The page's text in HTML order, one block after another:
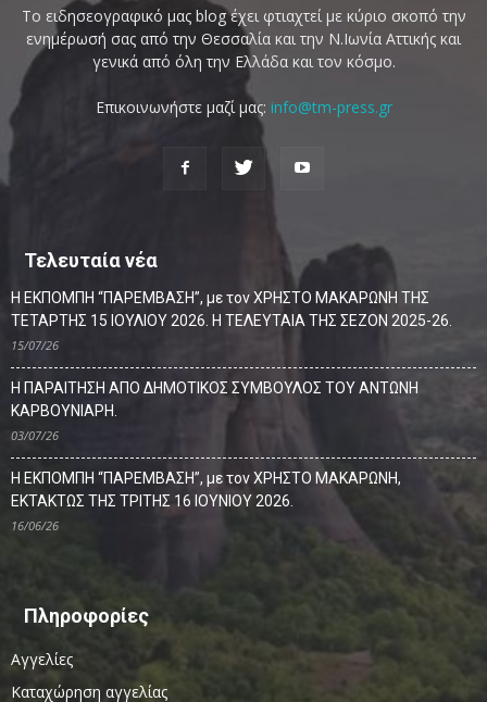
Το ειδησεογραφικό μας blog έχει φτιαχτεί με κύριο σκοπό την
ενημέρωσή σας από την Θεσσαλία και την Ν.Ιωνία Αττικής και
γενικά από όλη την Ελλάδα και τον κόσμο.
Επικοινωνήστε μαζί μας: info@tm-press.gr
Τελευταία νέα
Η ΕΚΠΟΜΠΗ “ΠΑΡΕΜΒΑΣΗ”, με τον ΧΡΗΣΤΟ ΜΑΚΑΡΩΝΗ ΤΗΣ
ΤΕΤΑΡΤΗΣ 15 ΙΟΥΛΙΟΥ 2026. Η ΤΕΛΕΥΤΑΙΑ ΤΗΣ ΣΕΖΟΝ 2025-26.
15/07/26
Η ΠΑΡΑΙΤΗΣΗ ΑΠΟ ΔΗΜΟΤΙΚΟΣ ΣΥΜΒΟΥΛΟΣ ΤΟΥ ΑΝΤΩΝΗ
ΚΑΡΒΟΥΝΙΑΡΗ.
03/07/26
Η ΕΚΠΟΜΠΗ “ΠΑΡΕΜΒΑΣΗ”, με τον ΧΡΗΣΤΟ ΜΑΚΑΡΩΝΗ,
ΕΚΤΑΚΤΩΣ ΤΗΣ ΤΡΙΤΗΣ 16 ΙΟΥΝΙΟΥ 2026.
16/06/26
Πληροφορίες
Αγγελίες
Καταχώρηση αγγελίας